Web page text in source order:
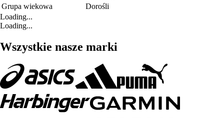
Grupa wiekowa
Dorośli
Loading...
Loading...
Wszystkie nasze marki